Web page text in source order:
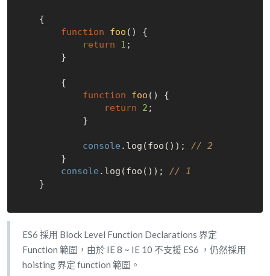
function
foo ( ) {
return
1 ;
function
foo ( ) {
return
2 ;
console .log(foo()); // 2
console .log(foo()); // 1
ES6 採用 Block Level Function Declarations 界定
Function 範圍，由於 IE 8 ~ IE 10 不支援 ES6 ，仍然採用
hoisting 界定 function 範圍。